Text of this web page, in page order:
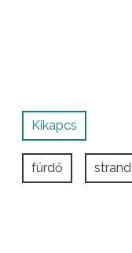
Kikapcs
fürdő strand